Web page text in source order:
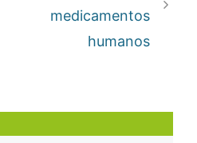
medicamentos
humanos